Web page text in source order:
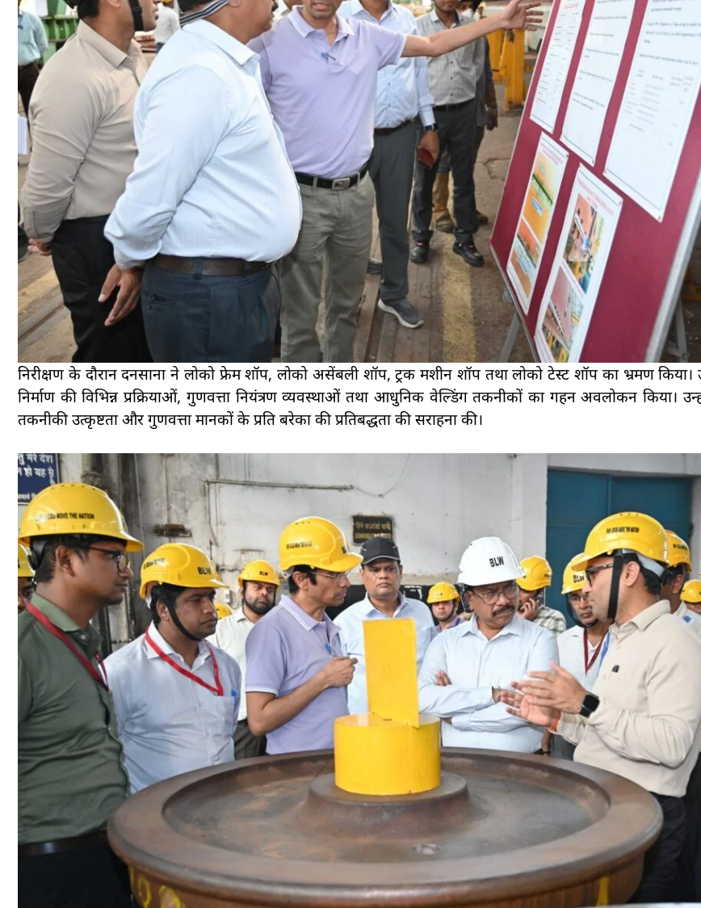
निरीक्षण के दौरान दनसाना ने लोको फ्रेम शॉप, लोको असेंबली शॉप, ट्रक मशीन शॉप तथा लोको टेस्ट शॉप का भ्रमण
निर्माण की विभिन्न प्रक्रियाओं, गुणवत्ता नियंत्रण व्यवस्थाओं तथा आधुनिक वेल्डिंग तकनीकों का गहन अवलोकन किया।
तकनीकी उत्कृष्टता और गुणवत्ता मानकों के प्रति बरेका की प्रतिबद्धता की सराहना की।